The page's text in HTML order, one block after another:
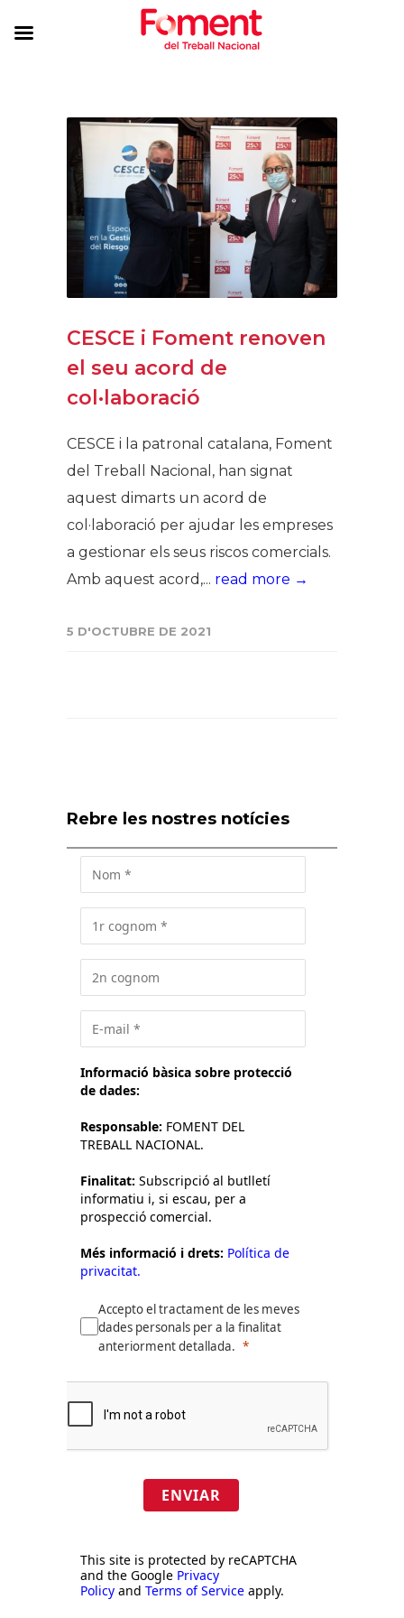
CESCE i Foment renoven
el seu acord de
col·laboració
CESCE i la patronal catalana, Foment
del Treball Nacional, han signat
aquest dimarts un acord de
col·laboració per ajudar les empreses
a gestionar els seus riscos comercials.
Amb aquest acord,... read more →
5 D'OCTUBRE DE 2021
Rebre les nostres notícies
Informació bàsica sobre protecció
de dades:
Responsable: FOMENT DEL
TREBALL NACIONAL.
Finalitat: Subscripció al butlletí
informatiu i, si escau, per a
prospecció comercial.
Més informació i drets: Política de
privacitat.
Accepto el tractament de les meves
dades personals per a la finalitat
anteriorment detallada.
ENVIAR
This site is protected by reCAPTCHA
and the Google Privacy
Policy and Terms of Service apply.